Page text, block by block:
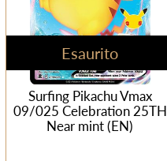
Esaurito
Surfing Pikachu Vmax
09/025 Celebration 25TH
Near mint (EN)